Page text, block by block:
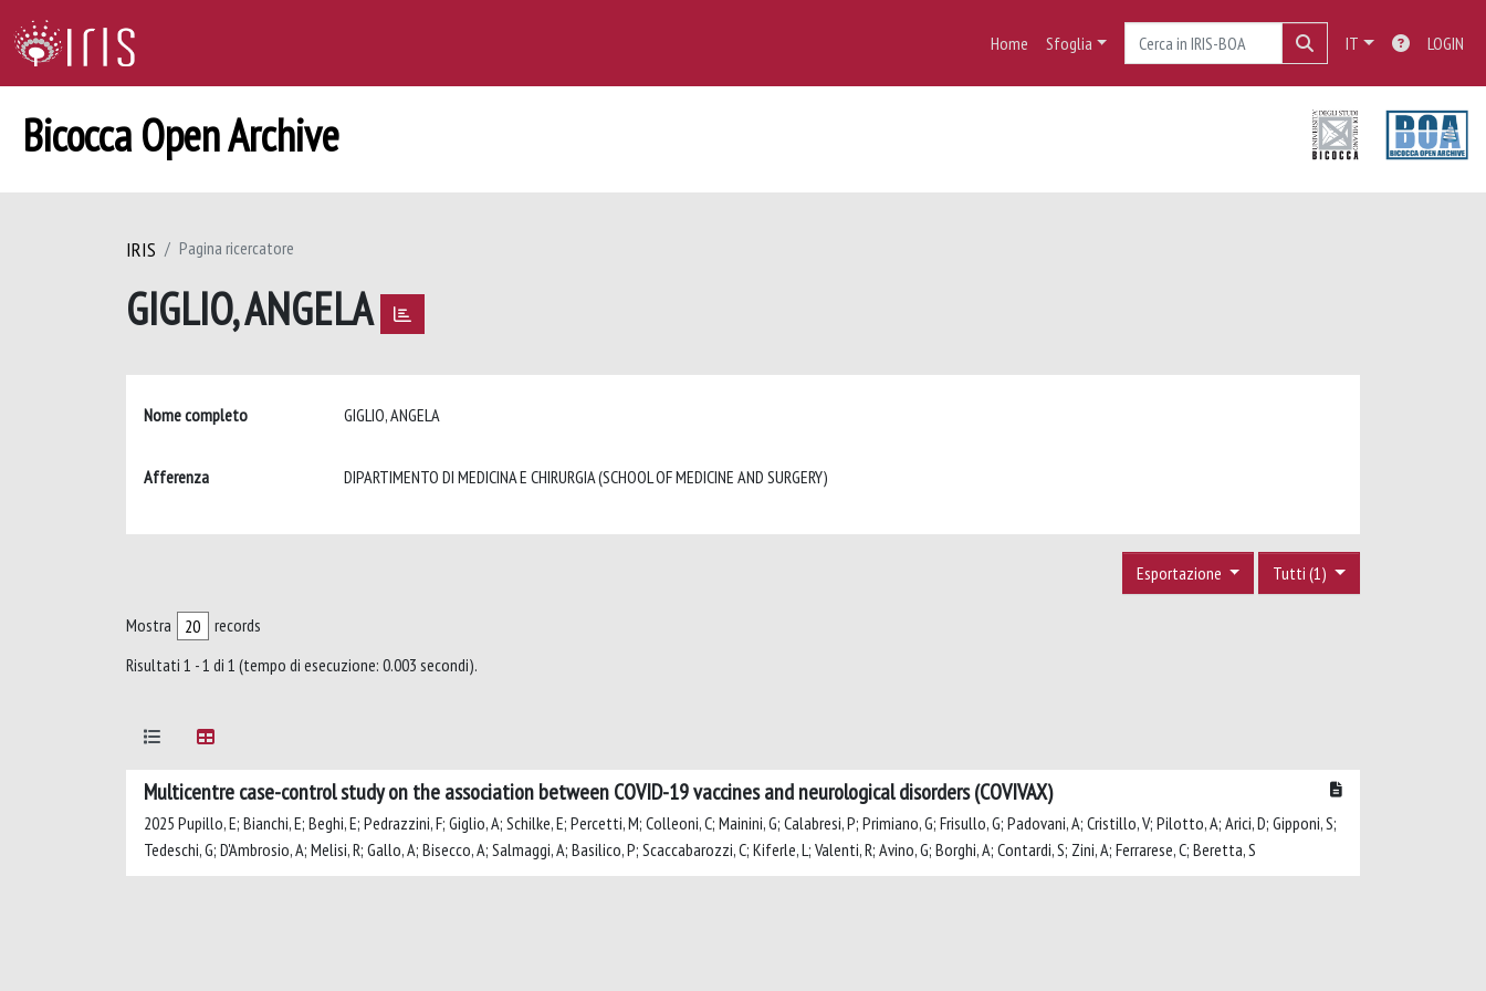
Home Sfoglia IT LOGIN
Bicocca Open Archive
IRIS Pagina ricercatore
GIGLIO, ANGELA
Nome completo GIGLIO, ANGELA
Afferenza DIPARTIMENTO DI MEDICINA E CHIRURGIA (SCHOOL OF MEDICINE AND SURGERY)
Tutti (1)
Esportazione
Mostra
records
Risultati 1 - 1 di 1 (tempo di esecuzione: 0.003 secondi).
Multicentre case-control study on the association between COVID-19 vaccines and neurological disorders (COVIVAX)
2025 Pupillo, E; Bianchi, E; Beghi, E; Pedrazzini, F; Giglio, A; Schilke, E; Percetti, M; Colleoni, C; Mainini, G; Calabresi, P; Primiano, G; Frisullo, G; Padovani, A; Cristillo, V; Pilotto, A; Arici, D; Gipponi, S;
Tedeschi, G; D'Ambrosio, A; Melisi, R; Gallo, A; Bisecco, A; Salmaggi, A; Basilico, P; Scaccabarozzi, C; Kiferle, L; Valenti, R; Avino, G; Borghi, A; Contardi, S; Zini, A; Ferrarese, C; Beretta, S